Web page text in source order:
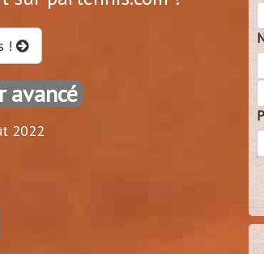
!
avancé
2022